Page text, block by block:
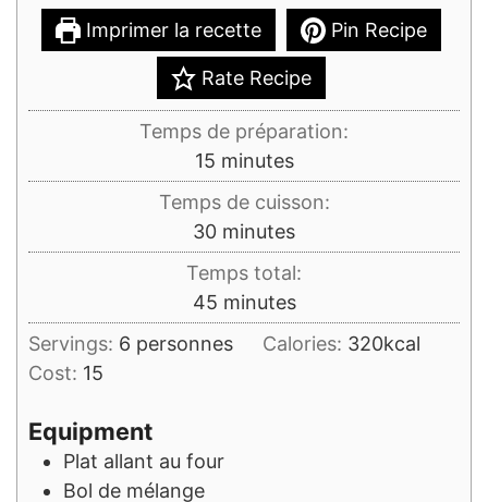
Imprimer la recette Pin Recipe
Rate Recipe
Temps de préparation:
15minutes
minutes
Temps de cuisson:
30minutes
minutes
Temps total:
45minutes
minutes
Servings: 6 personnes Calories: 320kcal
Cost: 15
Equipment
Plat allant au four
Bol de mélange